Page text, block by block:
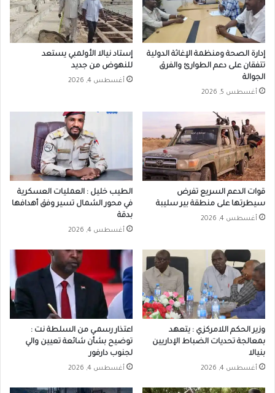
إدارة الصحة ومنظمة الإغاثة الدولية
تتفقان على دعم الطوارئ والفرق
الجوالة
أغسطس 5, 2026
إستاد نيالا الأولمبي يستعد
للنهوض من جديد
أغسطس 4, 2026
قوات الدعم السريع تفرض
سيطرتها على منطقة بير سليبة
أغسطس 4, 2026
الطيب خليل : العمليات العسكرية
في محور الشمال تسير وفق أهدافها
بدقة
أغسطس 4, 2026
وزير الحكم اللامركزي : يتعهد
بمعالجة تحديات الضباط الإداريين
بنيالا
أغسطس 4, 2026
اعتذار رسمـي من السلطة نت :
توضيح بشأن شائعة تعيين والي
لجنوب دارفور
أغسطس 4, 2026